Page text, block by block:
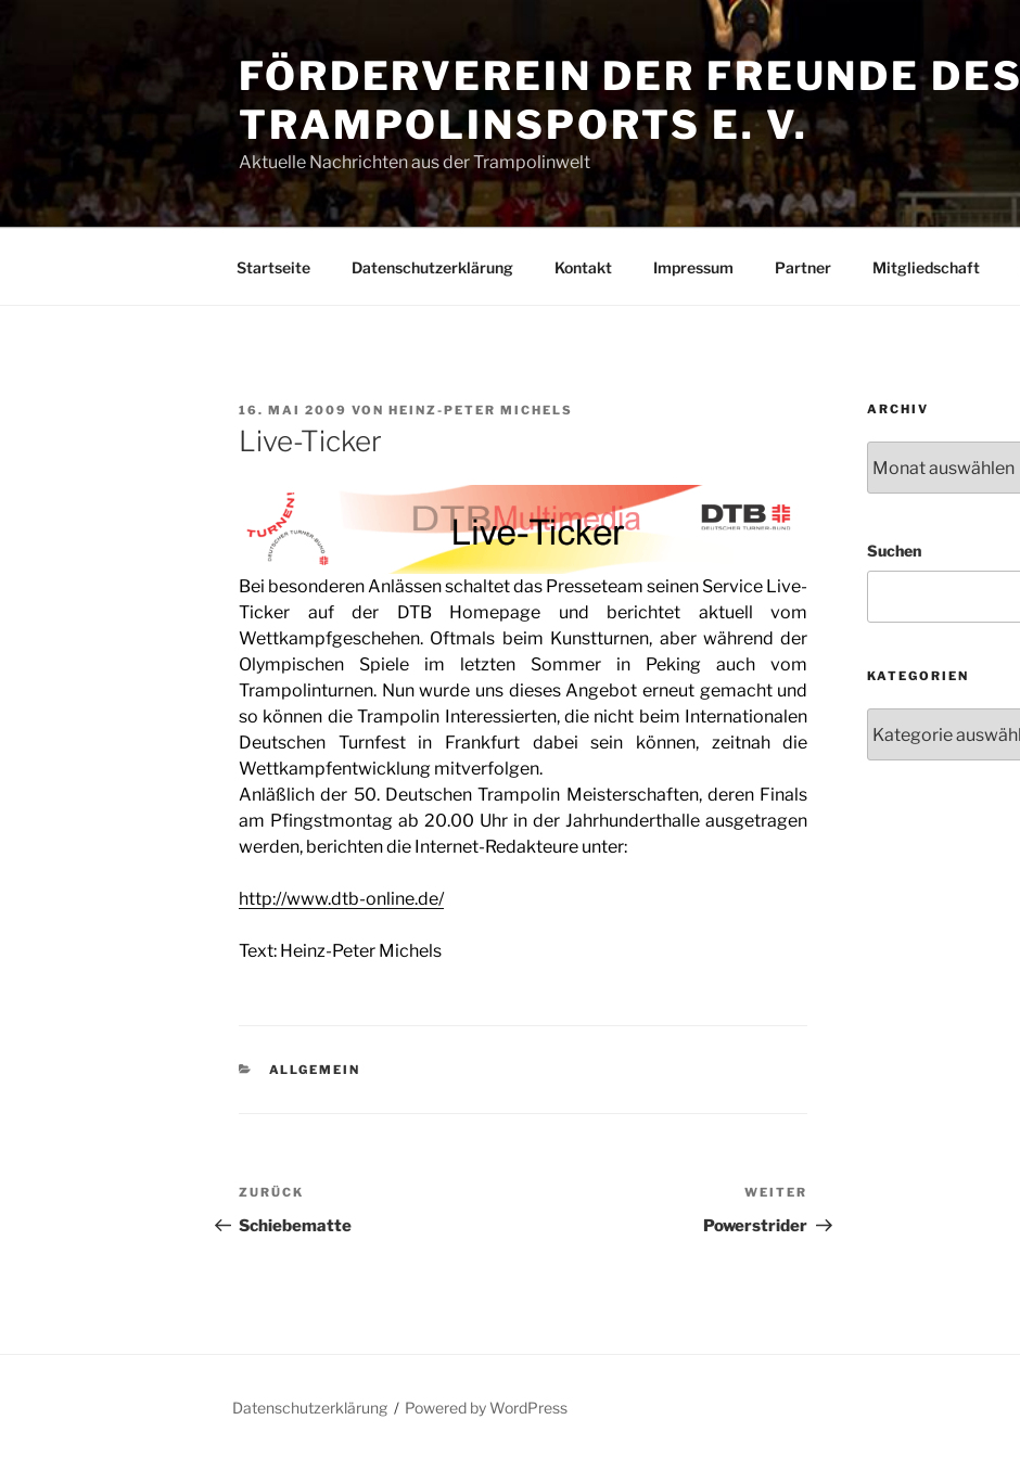
FÖRDERVEREIN DER FREUNDE DES
TRAMPOLINSPORTS E. V.
Aktuelle Nachrichten aus der Trampolinwelt
Startseite Datenschutzerklärung Kontakt Impressum Partner Mitgliedschaft
VERÖFFENTLICHT
AM
16. MAI 2009 VON HEINZ-PETER MICHELS
Live-Ticker
Bei besonderen Anlässen schaltet das Presseteam seinen Service Live-
Ticker auf der DTB Homepage und berichtet aktuell vom
Wettkampfgeschehen. Oftmals beim Kunstturnen, aber während der
Olympischen Spiele im letzten Sommer in Peking auch vom
Trampolinturnen. Nun wurde uns dieses Angebot erneut gemacht und
so können die Trampolin Interessierten, die nicht beim Internationalen
Deutschen Turnfest in Frankfurt dabei sein können, zeitnah die
Wettkampfentwicklung mitverfolgen.
Anläßlich der 50. Deutschen Trampolin Meisterschaften, deren Finals
am Pfingstmontag ab 20.00 Uhr in der Jahrhunderthalle ausgetragen
werden, berichten die Internet-Redakteure unter:
http://www.dtb-online.de/
Text: Heinz-Peter Michels
KATEGORIEN
ALLGEMEIN
Beitragsnavigation
Vorheriger
Beitrag
ZURÜCK
Schiebematte
Beitrag
WEITER
Powerstrider
ARCHIV
Suchen
KATEGORIEN
Datenschutzerklärung Powered by WordPress